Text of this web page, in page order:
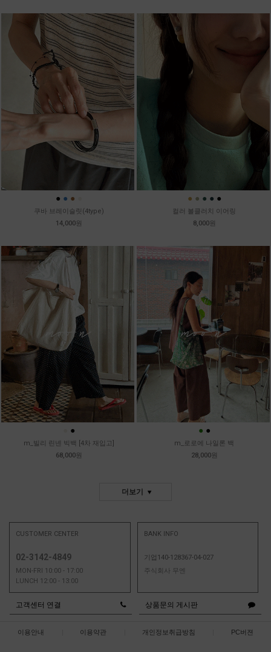
● ● ●
쿠바 브레이슬릿(4type)
14,000원
● ● ● ● ●
컬러 볼클러치 이어링
8,000원
●
m_빌리 린넨 빅백 [4차 재입고]
68,000원
● ●
m_로로에 나일론 백
28,000원
더보기
CUSTOMER CENTER
02-3142-4849
MON-FRI 10:00 - 17:00
LUNCH 12:00 - 13:00
BANK INFO
기업140-128367-04-027
주식회사 무엔
고객센터 연결 상품문의 게시판
이용안내 이용약관 개인정보취급방침 PC버젼